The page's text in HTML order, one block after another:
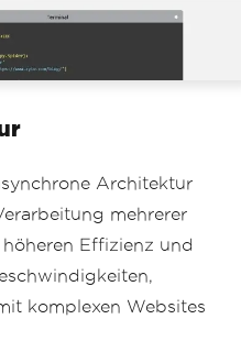
Architektur
mehrerer
Effizienz und
komplexen Websites